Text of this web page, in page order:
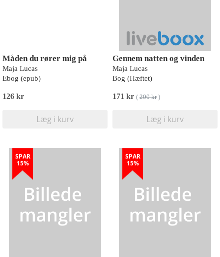
Måden du rører mig på
Maja Lucas
Ebog (epub)
126 kr
Læg i kurv
Gennem natten og vinden
Maja Lucas
Bog (Hæftet)
171 kr ( 200 kr)
Læg i kurv
SPAR
15%
SPAR
15%